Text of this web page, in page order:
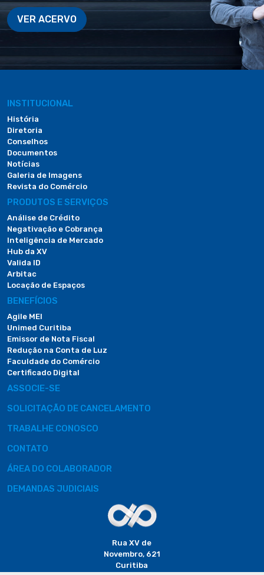
VER ACERVO
INSTITUCIONAL
História
Diretoria
Conselhos
Documentos
Notícias
Galeria de Imagens
Revista do Comércio
PRODUTOS E SERVIÇOS
Análise de Crédito
Negativação e Cobrança
Inteligência de Mercado
Hub da XV
Valida ID
Arbitac
Locação de Espaços
BENEFÍCIOS
Agile MEI
Unimed Curitiba
Emissor de Nota Fiscal
Redução na Conta de Luz
Faculdade do Comércio
Certificado Digital
ASSOCIE-SE
SOLICITAÇÃO DE CANCELAMENTO
TRABALHE CONOSCO
CONTATO
ÁREA DO COLABORADOR
DEMANDAS JUDICIAIS
Rua XV de
Novembro, 621
Curitiba